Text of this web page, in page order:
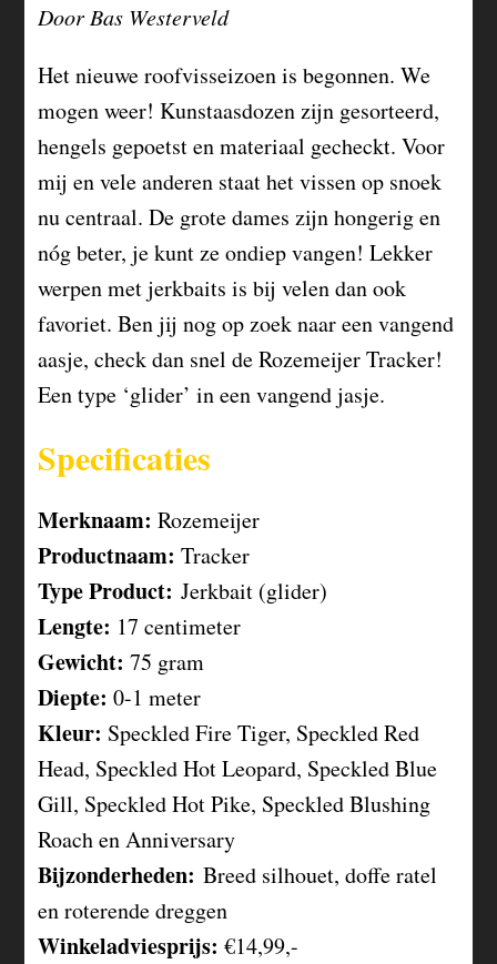
Door Bas Westerveld
Het nieuwe roofvisseizoen is begonnen. We
mogen weer! Kunstaasdozen zijn gesorteerd,
hengels gepoetst en materiaal gecheckt. Voor
mij en vele anderen staat het vissen op snoek
nu centraal. De grote dames zijn hongerig en
nóg beter, je kunt ze ondiep vangen! Lekker
werpen met jerkbaits is bij velen dan ook
favoriet. Ben jij nog op zoek naar een vangend
aasje, check dan snel de Rozemeijer Tracker!
Een type ‘glider’ in een vangend jasje.
Specificaties
Merknaam: Rozemeijer
Productnaam: Tracker
Type Product: Jerkbait (glider)
Lengte: 17 centimeter
Gewicht: 75 gram
Diepte:0-1 meter
Kleur: Speckled Fire Tiger, Speckled Red
Head, Speckled Hot Leopard, Speckled Blue
Gill, Speckled Hot Pike, Speckled Blushing
Roach en Anniversary
Bijzonderheden: Breed silhouet, doffe ratel
en roterende dreggen
Winkeladviesprijs: €14,99,-